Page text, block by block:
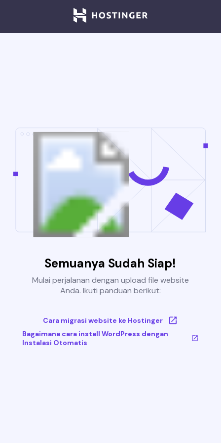
Semuanya Sudah Siap!
Mulai perjalanan dengan upload file website
Anda. Ikuti panduan berikut:
Cara migrasi website ke Hostinger
Bagaimana cara install WordPress dengan
Instalasi Otomatis